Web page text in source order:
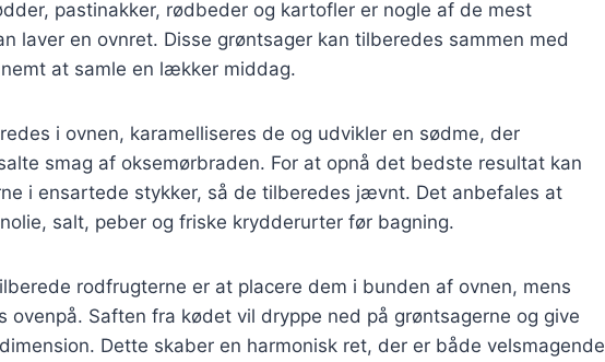
pastinakker, rødbeder og kartofler er nogle af de mest
laver en ovnret. Disse grøntsager kan tilberedes sammen med
at samle en lækker middag.
i ovnen, karamelliseres de og udvikler en sødme, der
smag af oksemørbraden. For at opnå det bedste resultat kan
i ensartede stykker, så de tilberedes jævnt. Det anbefales at
salt, peber og friske krydderurter før bagning.
rodfrugterne er at placere dem i bunden af ovnen, mens
ovenpå. Saften fra kødet vil dryppe ned på grøntsagerne og give
Dette skaber en harmonisk ret, der er både velsmagende